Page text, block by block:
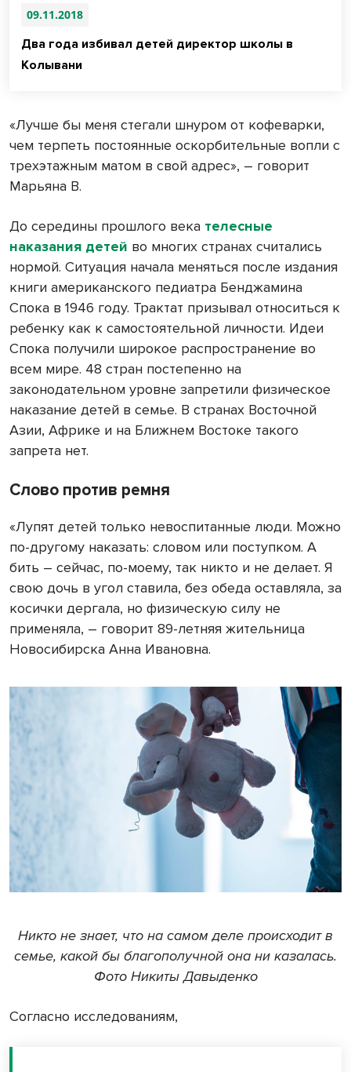
09.11.2018
Два года избивал детей директор школы в
Колывани
«Лучше бы меня стегали шнуром от кофеварки,
чем терпеть постоянные оскорбительные вопли с
трехэтажным матом в свой адрес», – говорит
Марьяна В.
До середины прошлого века телесные
наказания детей во многих странах считались
нормой. Ситуация начала меняться после издания
книги американского педиатра Бенджамина
Спока в 1946 году. Трактат призывал относиться к
ребенку как к самостоятельной личности. Идеи
Спока получили широкое распространение во
всем мире. 48 стран постепенно на
законодательном уровне запретили физическое
наказание детей в семье. В странах Восточной
Азии, Африке и на Ближнем Востоке такого
запрета нет.
Слово против ремня
«Лупят детей только невоспитанные люди. Можно
по-другому наказать: словом или поступком. А
бить – сейчас, по-моему, так никто и не делает. Я
свою дочь в угол ставила, без обеда оставляла, за
косички дергала, но физическую силу не
применяла, – говорит 89-летняя жительница
Новосибирска Анна Ивановна.
Никто не знает, что на самом деле происходит в
семье, какой бы благополучной она ни казалась.
Фото Никиты Давыденко
Согласно исследованиям,